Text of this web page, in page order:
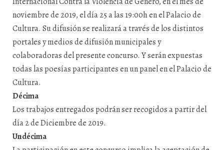
noviembre de 2019, el día 25 a las 19:00h en el Palacio de
Cultura. Su difusión se realizará a través de los distintos
portales y medios de difusión municipales y
colaboradoras del presente concurso. Y serán expuestas
todas las poesías participantes en un panel en el Palacio de
Cultura.
Décima
Los trabajos entregados podrán ser recogidos a partir del
día 2 de Diciembre de 2019.
Undécima